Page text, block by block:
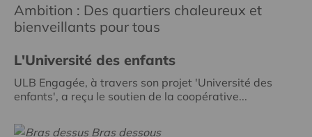
Ambition : Des quartiers chaleureux et
bienveillants pour tous
L'Université des enfants
ULB Engagée, à travers son projet 'Université des
enfants', a reçu le soutien de la coopérative...